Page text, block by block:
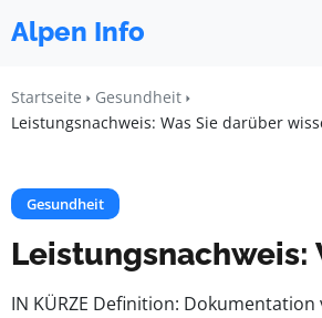
Alpen Info
Startseite
Gesundheit
Leistungsnachweis: Was Sie darüber
Gesundheit
Leistungsnachweis:
IN KÜRZE Definition: